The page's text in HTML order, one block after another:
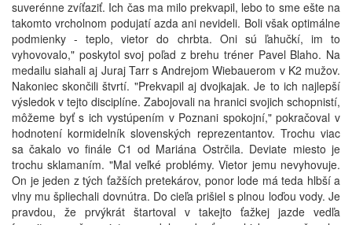
suverénne zvíťaziť. Ich čas ma milo prekvapil, lebo to sme ešte na
takomto vrcholnom podujatí azda ani nevideli. Boli však optimálne
podmienky - teplo, vietor do chrbta. Oni sú ľahučkí, im to
vyhovovalo," poskytol svoj poľad z brehu tréner Pavel Blaho. Na
medailu siahali aj Juraj Tarr s Andrejom Wiebauerom v K2 mužov.
Nakoniec skončili štvrtí. "Prekvapil aj dvojkajak. Je to ich najlepší
výsledok v tejto disciplíne. Zabojovali na hranici svojich schopnistí,
môžeme byť s ich vystúpením v Poznani spokojní," pokračoval v
hodnotení kormidelník slovenských reprezentantov. Trochu viac
sa čakalo vo finále C1 od Mariána Ostrčila. Deviate miesto je
trochu sklamaním. "Mal veľké problémy. Vietor jemu nevyhovuje.
On je jeden z tých ťažších pretekárov, ponor lode má teda hlbší a
vlny mu špliechali dovnútra. Do cieľa prišiel s plnou loďou vody. Je
pravdou, že prvýkrát štartoval v takejto ťažkej jazde vedľa